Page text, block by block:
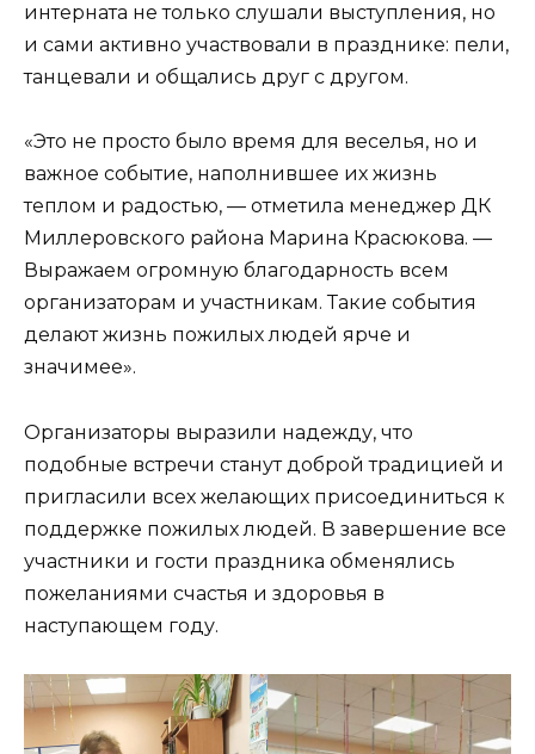
интерната не только слушали выступления, но
и сами активно участвовали в празднике: пели,
танцевали и общались друг с другом.
«Это не просто было время для веселья, но и
важное событие, наполнившее их жизнь
теплом и радостью, — отметила менеджер ДК
Миллеровского района Марина Красюкова. —
Выражаем огромную благодарность всем
организаторам и участникам. Такие события
делают жизнь пожилых людей ярче и
значимее».
Организаторы выразили надежду, что
подобные встречи станут доброй традицией и
пригласили всех желающих присоединиться к
поддержке пожилых людей. В завершение все
участники и гости праздника обменялись
пожеланиями счастья и здоровья в
наступающем году.